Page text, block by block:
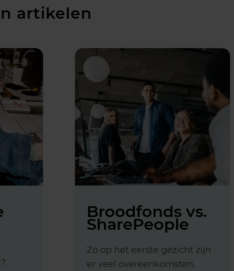
artikelen
Broodfonds vs.
SharePeople
Zo op het eerste gezicht zijn
er veel overeenkomsten.